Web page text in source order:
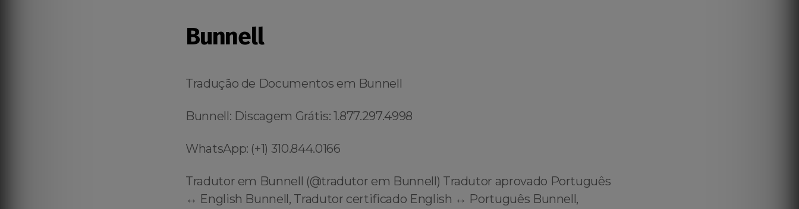
Bunnell
Tradução de Documentos em Bunnell
Bunnell: Discagem Grátis: 1.877.297.4998
WhatsApp: (+1) 310.844.0166
Tradutor em Bunnell (@tradutor em Bunnell) Tradutor aprovado Português
↔️ English Bunnell, Tradutor certificado English ↔️ Português Bunnell,